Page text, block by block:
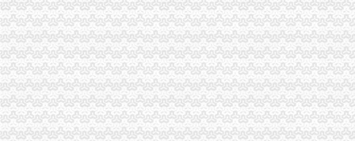
市局12315综合指挥调度中心“元旦”分公司营业执照注销期间受理申诉举报况
《中国工商报》第3610期头版图文报道重庆市重庆分公司注销工商局岗位大练
渝北局机关工会被市重庆分公司注销总工会评为市级"模范职工之家"
江北局代理注销分公司迅速部署2007年春节期间燃放烟花竹安全管理工作
潼南局严把“四关”代办注销分公司确保节日市场安全
九龙坡局“三严格两化”重庆注销税务加元旦12315申诉举报工作
渝中局个体核名、分公司营业执照注销登记实行一个窗口办结
合川局三项措施稳定节日粮油市重庆注销分公司场秩序